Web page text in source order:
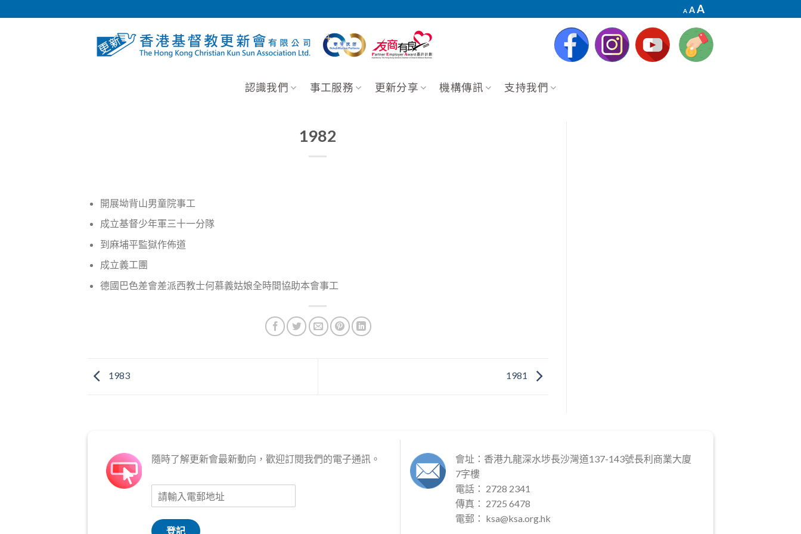
A
Decrease
font
A Reset
font
size.
AIncrease
size.
認識我們 事工服務 更新分享 機構傳訊 支持我們
1982
開展坳背山男童院事工
成立基督少年軍三十一分隊
到麻埔平監獄作佈道
成立義工團
德國巴色差會差派西教士何慕義姑娘全時間協助本會事工
1983 1981
隨時了解更新會最新動向，歡迎訂閱我們的電子通訊。
登記
會址：香港九龍深水埗長沙灣道137-143號長利商業大廈
7字樓
電話： 2728 2341
傳真： 2725 6478
電郵： ksa@ksa.org.hk